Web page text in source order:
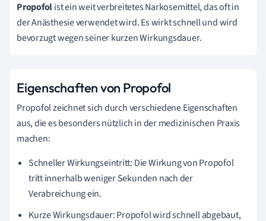
Propofolist ein weit verbreitetes Narkosemittel, das oft in
der Anästhesie verwendet wird. Es wirkt schnell und wird
bevorzugt wegen seiner kurzen Wirkungsdauer.
Eigenschaften von Propofol
Propofol zeichnet sich durch verschiedene Eigenschaften
aus, die es besonders nützlich in der medizinischen Praxis
machen:
Schneller Wirkungseintritt: Die Wirkung von Propofol
tritt innerhalb weniger Sekunden nach der
Verabreichung ein.
Kurze Wirkungsdauer: Propofol wird schnell abgebaut,